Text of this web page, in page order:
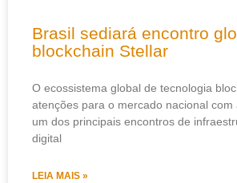
Brasil sediará encontro
blockchain Stellar
O ecossistema global de tecnologia
atenções para o mercado nacional com
um dos principais encontros de
digital
LEIA MAIS »